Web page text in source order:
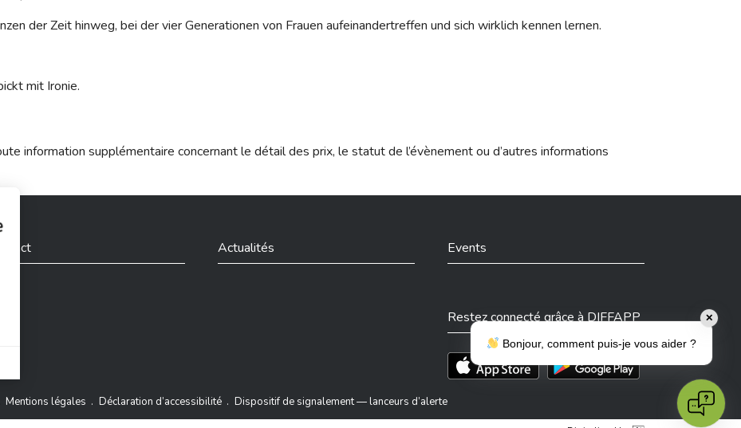
der Zeit hinweg, bei der vier Generationen von Frauen aufeinandertreffen und sich wirklich kennen lernen.
mit Ironie.
information supplémentaire concernant le détail des prix, le statut de l’évènement ou d’autres informations
Actualités Events
Restez connecté grâce à DIFFAPP
Téléchargez l'app sur l'App StoreTéléchargez l'app sur Play Store
Mentions légales Déclaration d’accessibilité Dispositif de signalement — lanceurs d’alerte
✕
Bonjour, comment puis-je vous aider ?